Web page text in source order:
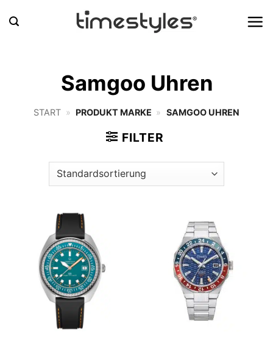
Inhalt
Samgoo Uhren
START » PRODUKT MARKE » SAMGOO UHREN
FILTER